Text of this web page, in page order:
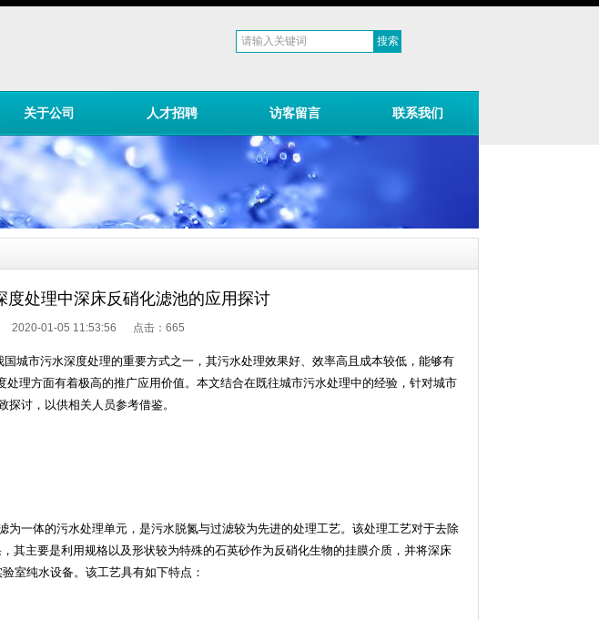
关于公司 人才招聘 访客留言 联系我们
度处理中深床反硝化滤池的应用探讨
2020-01-05 11:53:56 点击： 665
城市污水深度处理的重要方式之一，其污水处理效果好、效率高且成本较低，能够有
处理方面有着极高的推广应用价值。本文结合在既往城市污水处理中的经验，针对城市
讨，以供相关人员参考借鉴。
为一体的污水处理单元，是污水脱氮与过滤较为先进的处理工艺。该处理工艺对于去除
其主要是利用规格以及形状较为特殊的石英砂作为反硝化生物的挂膜介质，并将深床
验室纯水设备。该工艺具有如下特点：